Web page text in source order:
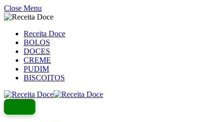
Close Menu
Receita Doce
BOLOS
DOCES
CREME
PUDIM
BISCOITOS